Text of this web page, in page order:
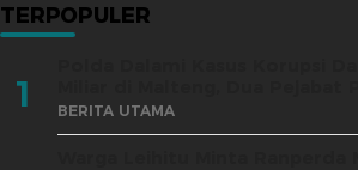
TERPOPULER
1 BERITA UTAMA